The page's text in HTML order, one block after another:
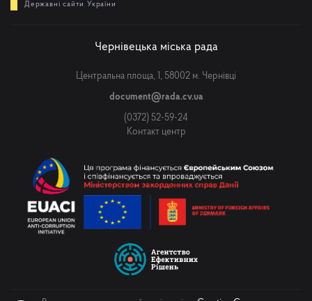
Державні сайти України
Чернівецька міська рада
Центральна площа, 1, 58002 м. Чернівці
document@rada.cv.ua
(0372) 52-59-24
Контакт центр